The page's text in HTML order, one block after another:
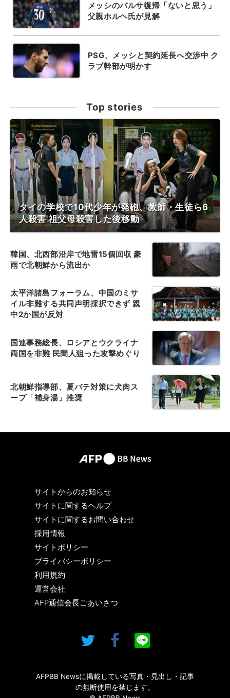
メッシのバルサ復帰「ないと思う」
父親ホルヘ氏が見解
PSG、メッシと契約延長へ交渉中 ク
ラブ幹部が明かす
Top stories
タイの学校で10代少年が発砲、教師・生徒ら6
人殺害 祖父母殺害した後移動
韓国、北西部沿岸で地雷15個回収 豪
雨で北朝鮮から流出か
太平洋諸島フォーラム、中国のミサ
イル非難する共同声明採択できず 親
中2か国が反対
国連事務総長、ロシアとウクライナ
両国を非難 民間人狙った攻撃めぐり
北朝鮮指導部、夏バテ対策に犬肉ス
ープ「補身湯」推奨
サイトからのお知らせ
サイトに関するヘルプ
サイトに関するお問い合わせ
採用情報
サイトポリシー
プライバシーポリシー
利用規約
運営会社
AFP通信会長ごあいさつ
AFPBB Newsに掲載している写真・見出し・記事
の無断使用を禁じます。